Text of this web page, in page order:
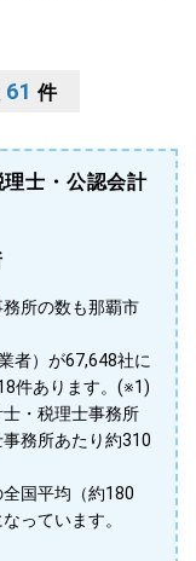
61 件
理士・公認会計
所の数も那覇市
者）が67,648社に
件あります。(※1)
・税理士事務所
務所あたり約310
国平均（約180
っています。